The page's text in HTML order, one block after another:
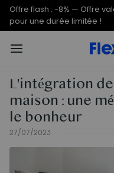
Offre flash : -8% — Offre
pour une durée limitée !
L'intégration
maison : une
le bonheur
27/07/2023